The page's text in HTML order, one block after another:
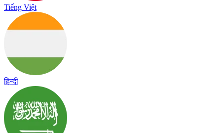
Tiếng Việt
हिन्दी